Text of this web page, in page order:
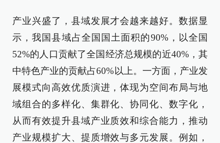
产业兴盛了，县域发展才会越来越好。数据显
示，我国县域占全国国土面积的90%，以全国
52%的人口贡献了全国经济总规模的近40%，其
中特色产业的贡献占60%以上。一方面，产业发
展模式向高效优质演进，体现为空间布局与地
域组合的多样化、集群化、协同化、数字化，
从而有效提升县域产业质效和综合能力，推动
产业规模扩大、提质增效与多元发展。例如，